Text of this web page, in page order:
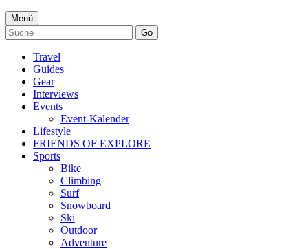
Menü
Go
Travel
Guides
Gear
Interviews
Events
Event-Kalender
Lifestyle
FRIENDS OF EXPLORE
Sports
Bike
Climbing
Surf
Snowboard
Ski
Outdoor
Adventure